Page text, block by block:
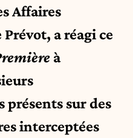
Affaires
a réagi ce
à
présents sur des
interceptées